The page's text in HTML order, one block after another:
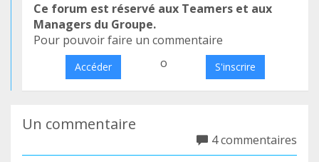
Ce forum est réservé aux Teamers et aux
Managers du Groupe.
Pour pouvoir faire un commentaire
Accéder o S'inscrire
Un commentaire
4 commentaires